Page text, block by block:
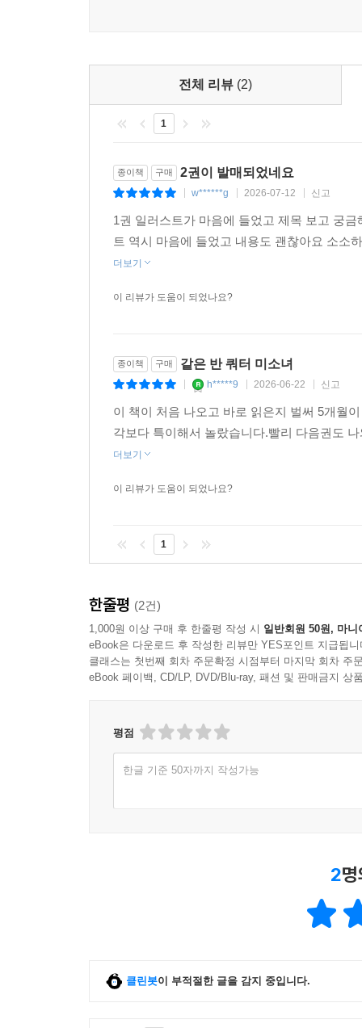
전체 리뷰 (2)
1
종이책 구매 2권이 발매되었네요
w******g 2026-07-12 신고
1권 일러스트가 마음에 들었고 제목 보고 궁
트 역시 마음에 들었고 내용도 괜찮아요 소소
더보기
이 리뷰가 도움이 되었나요?
종이책 구매 같은 반 쿼터 미소녀
h*****9 2026-06-22 신고
이 책이 처음 나오고 바로 읽은지 벌써 5개월
각보다 특이해서 놀랐습니다.빨리 다음권도
더보기
이 리뷰가 도움이 되었나요?
1
한줄평 (2건)
1,000원 이상 구매 후 한줄평 작성 시 일반회원 50원, 마니
eBook은 다운로드 후 작성한 리뷰만 YES포인트 지급됩니
클래스는 첫번째 회차 주문확정 시점부터 마지막 회차 주
eBook 페이백, CD/LP, DVD/Blu-ray, 패션 및 판매금지 상
평점
한글 기준 50자까지 작성가능
2
클린봇이 부적절한 글을 감지 중입니다.